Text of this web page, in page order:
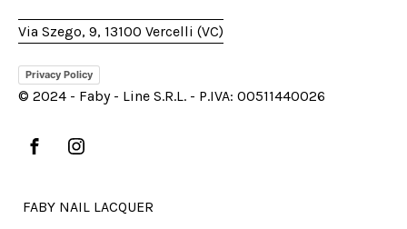
Via Szego, 9, 13100 Vercelli (VC)
Privacy Policy
© 2024 - Faby - Line S.R.L. - P.IVA: 00511440026
FABY NAIL LACQUER